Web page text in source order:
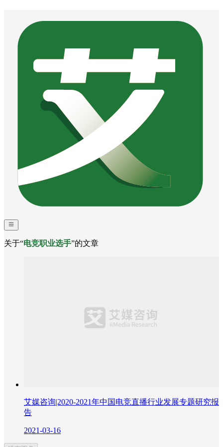
关于“电竞职业选手”的文章
艾媒咨询|2020-2021年中国电竞直播行业发展专题研究报
告
2021-03-16